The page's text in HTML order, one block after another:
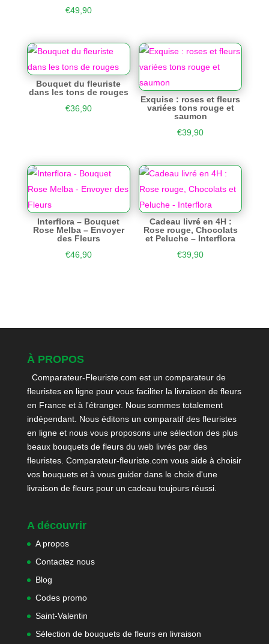
€49,90
Bouquet du fleuriste
dans les tons de rouges
€36,90
Exquise : roses et fleurs
variées tons rouge et
saumon
€39,90
Interflora – Bouquet
Rose Melba – Envoyer
des Fleurs
€46,90
Cadeau livré en 4H :
Rose rouge, Chocolats
et Peluche – Interflora
€39,90
À PROPOS
Comparateur-Fleuriste.com est un comparateur de
fleuristes en ligne pour vous faciliter la livraison de fleurs
en France et à l'étranger. Nous sommes totalement
indépendant. Nous éditons un comparatif des fleuristes
en ligne et nous vous proposons une sélection des plus
beaux bouquets de fleurs du web livrés par des
fleuristes. Comparateur-fleuriste.com vous aide à choisir
vos bouquets et à vous guider dans le choix d'une
livraison de fleurs pour un cadeau toujours réussi.
A découvrir
A propos
Contactez nous
Blog
Codes promo
Saint-Valentin
Sélection de bouquets de fleurs en livraison